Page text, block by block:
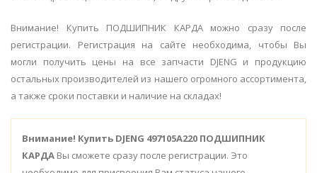
Внимание! Купить ПОДШИПНИК КАРДА можно сразу после
регистрации. Регистрация на сайте необходима, чтобы Вы
могли получить цены на все запчасти DJENG и продукцию
остальных производителей из нашего огромного ассортимента,
а также сроки поставки и наличие на складах!
Внимание! Купить DJENG 497105A220 ПОДШИПНИК
КАРДА Вы сможете сразу после регистрации. Это